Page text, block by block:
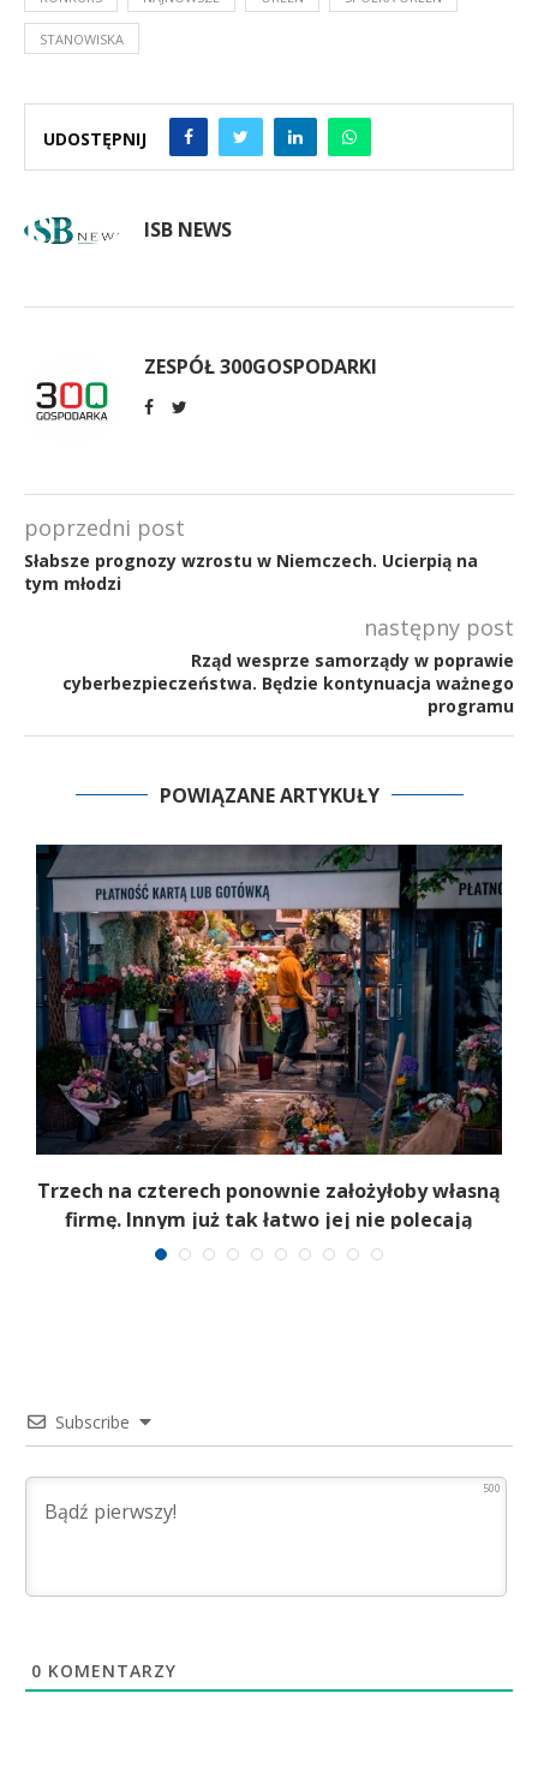
STANOWISKA
UDOSTĘPNIJ
ISB NEWS
ZESPÓŁ 300GOSPODARKI
poprzedni post
Słabsze prognozy wzrostu w Niemczech. Ucierpią na
tym młodzi
następny post
Rząd wesprze samorządy w poprawie
cyberbezpieczeństwa. Będzie kontynuacja ważnego
programu
POWIĄZANE ARTYKUŁY
Trzech na czterech ponownie założyłoby własną
firmę. Innym już tak łatwo jej nie polecają
Subscribe
500
0 KOMENTARZY